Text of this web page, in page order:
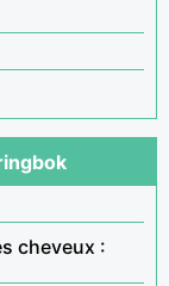
cheveux :